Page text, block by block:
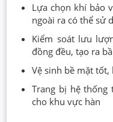
Lựa chọn khí bảo
ngoài ra có thể sử
Kiểm soát lưu
đồng đều, tạo ra
Vệ sinh bề mặt tốt,
Trang bị hệ
cho khu vực hàn